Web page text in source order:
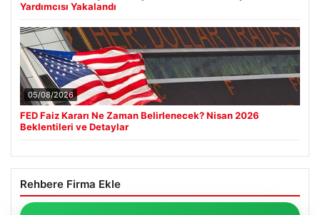
Yardımcısı Yakalandı
05/08/2026
FED Faiz Kararı Ne Zaman Belirlenecek? Nisan 2026
Beklentileri ve Detaylar
Rehbere Firma Ekle